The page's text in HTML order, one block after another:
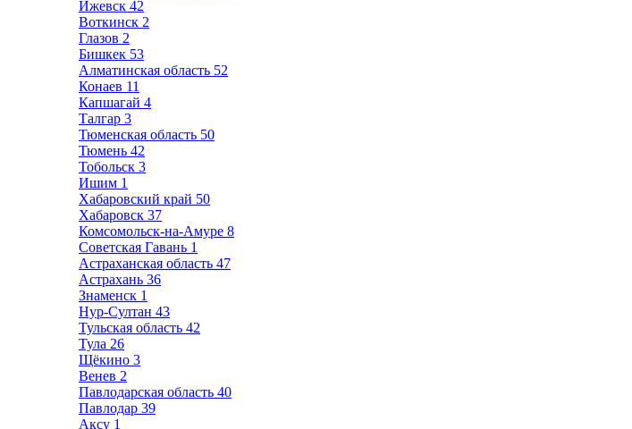
Ижевск 42
Воткинск 2
Глазов 2
Бишкек 53
Алматинская область 52
Конаев 11
Капшагай 4
Талгар 3
Тюменская область 50
Тюмень 42
Тобольск 3
Ишим 1
Хабаровский край 50
Хабаровск 37
Комсомольск-на-Амуре 8
Советская Гавань 1
Астраханская область 47
Астрахань 36
Знаменск 1
Нур-Султан 43
Тульская область 42
Тула 26
Щёкино 3
Венев 2
Павлодарская область 40
Павлодар 39
Аксу 1